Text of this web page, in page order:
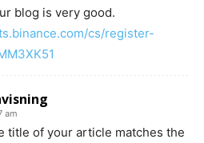
blog is very good.
cs/register-
am
title of your article matches the